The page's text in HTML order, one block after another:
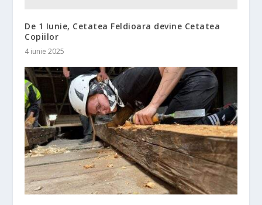
De 1 Iunie, Cetatea Feldioara devine Cetatea
Copiilor
4 iunie 2025